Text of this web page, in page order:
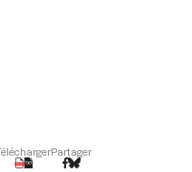
Partager